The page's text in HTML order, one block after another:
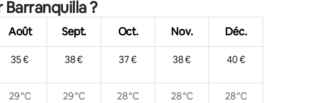
?
Août Sept. Oct. Nov. Déc.
35 € 38 € 37 € 38 € 40 €
29 °C 29 °C 28 °C 28 °C 28 °C